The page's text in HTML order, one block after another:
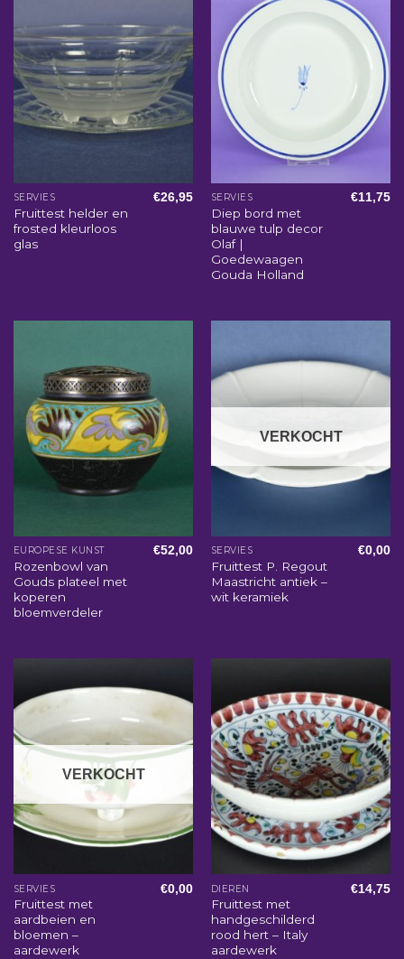
SERVIES
Fruittest helder en
frosted kleurloos
glas
€26,95 SERVIES
Diep bord met
blauwe tulp decor
Olaf |
Goedewaagen
Gouda Holland
€11,75
EUROPESE KUNST
Rozenbowl van
Gouds plateel met
koperen
bloemverdeler
€52,00
VERKOCHT
SERVIES
Fruittest P. Regout
Maastricht antiek –
wit keramiek
€0,00
VERKOCHT
SERVIES
Fruittest met
aardbeien en
bloemen –
aardewerk
€0,00 DIEREN
Fruittest met
handgeschilderd
rood hert – Italy
aardewerk
€14,75